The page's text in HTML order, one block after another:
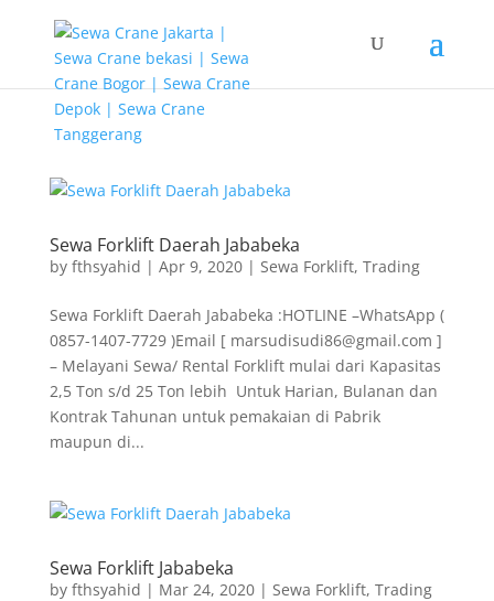
Sewa Forklift Daerah Jababeka
by fthsyahid | Apr 9, 2020| Sewa Forklift, Trading
Sewa Forklift Daerah Jababeka :HOTLINE –WhatsApp (
0857-1407-7729 )Email [ marsudisudi86@gmail.com ]
– Melayani Sewa/ Rental Forklift mulai dari Kapasitas
2,5 Ton s/d 25 Ton lebih Untuk Harian, Bulanan dan
Kontrak Tahunan untuk pemakaian di Pabrik
maupun di...
Sewa Forklift Jababeka
by fthsyahid | Mar 24, 2020| Sewa Forklift, Trading